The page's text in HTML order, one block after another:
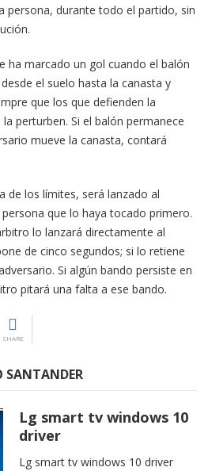
persona, durante todo el partido, sin
ha marcado un gol cuando el balón
el suelo hasta la canasta y
que los que defienden la
perturben. Si el balón permanece
mueve la canasta, contará
de los límites, será lanzado al
que lo haya tocado primero.
lo lanzará directamente al
de cinco segundos; si lo retiene
Si algún bando persiste en
pitará una falta a ese bando.
SHARE
SANTANDER
Lg smart tv windows 10
driver
Lg smart tv windows 10 driver